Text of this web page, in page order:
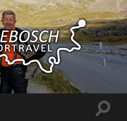
Hulsebosch
Motortravel
Toggle